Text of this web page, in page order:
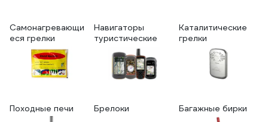
Самонагревающи
еся грелки
Навигаторы
туристические
Каталитические
грелки
Походные печи Брелоки Багажные бирки